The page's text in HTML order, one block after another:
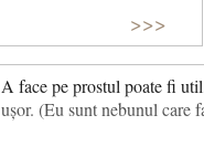
>>>
A face pe prostul poate fi
ușor. (Eu sunt nebunul care